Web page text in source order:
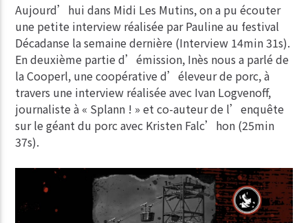
Aujourd’hui dans Midi Les Mutins, on a pu écouter
une petite interview réalisée par Pauline au festival
Décadanse la semaine dernière (Interview 14min 31s).
En deuxième partie d’émission, Inès nous a parlé de
la Cooperl, une coopérative d’éleveur de porc, à
travers une interview réalisée avec Ivan Logvenoff,
journaliste à « Splann ! » et co-auteur de l’enquête
sur le géant du porc avec Kristen Falc’hon (25min
37s).